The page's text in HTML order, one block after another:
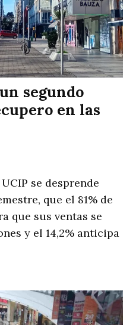
segundo
en las
se desprende
que el 81% de
que sus ventas se
y el 14,2% anticipa